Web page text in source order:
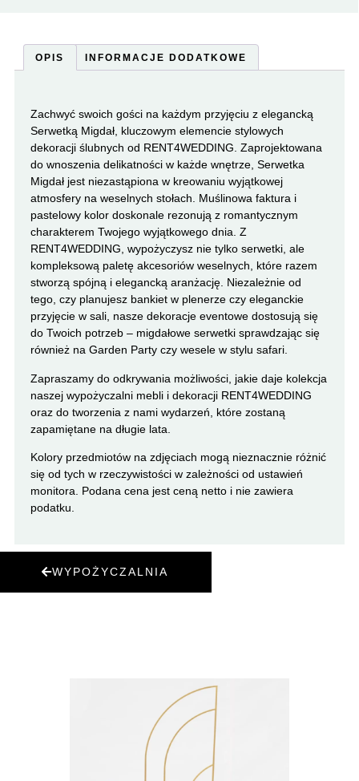
OPIS INFORMACJE DODATKOWE
Zachwyć swoich gości na każdym przyjęciu z elegancką
Serwetką Migdał, kluczowym elemencie stylowych
dekoracji ślubnych od RENT4WEDDING. Zaprojektowana
do wnoszenia delikatności w każde wnętrze, Serwetka
Migdał jest niezastąpiona w kreowaniu wyjątkowej
atmosfery na weselnych stołach. Muślinowa faktura i
pastelowy kolor doskonale rezonują z romantycznym
charakterem Twojego wyjątkowego dnia. Z
RENT4WEDDING, wypożyczysz nie tylko serwetki, ale
kompleksową paletę akcesoriów weselnych, które razem
stworzą spójną i elegancką aranżację. Niezależnie od
tego, czy planujesz bankiet w plenerze czy eleganckie
przyjęcie w sali, nasze dekoracje eventowe dostosują się
do Twoich potrzeb – migdałowe serwetki sprawdzając się
również na Garden Party czy wesele w stylu safari.
Zapraszamy do odkrywania możliwości, jakie daje kolekcja
naszej wypożyczalni mebli i dekoracji RENT4WEDDING
oraz do tworzenia z nami wydarzeń, które zostaną
zapamiętane na długie lata.
Kolory przedmiotów na zdjęciach mogą nieznacznie różnić
się od tych w rzeczywistości w zależności od ustawień
monitora. Podana cena jest ceną netto i nie zawiera
podatku.
WYPOŻYCZALNIA